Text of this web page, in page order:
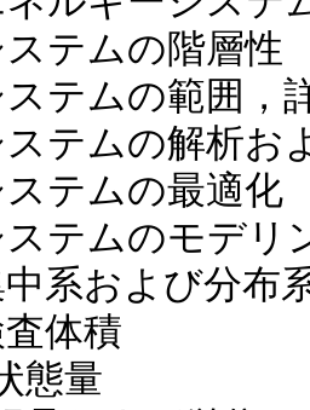
テムの階層性
テムの範囲，
テムの解析お
テムの最適化
テムのモデリ
系および分布
体積
態量